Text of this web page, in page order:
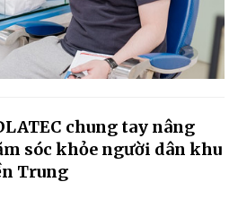
chung tay nâng
sóc khỏe người dân khu
Trung